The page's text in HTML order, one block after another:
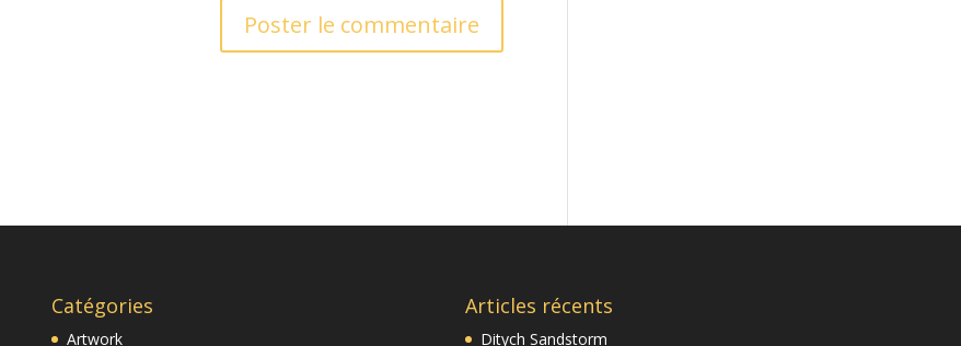
Catégories
Artwork
Articles récents
Ditych Sandstorm